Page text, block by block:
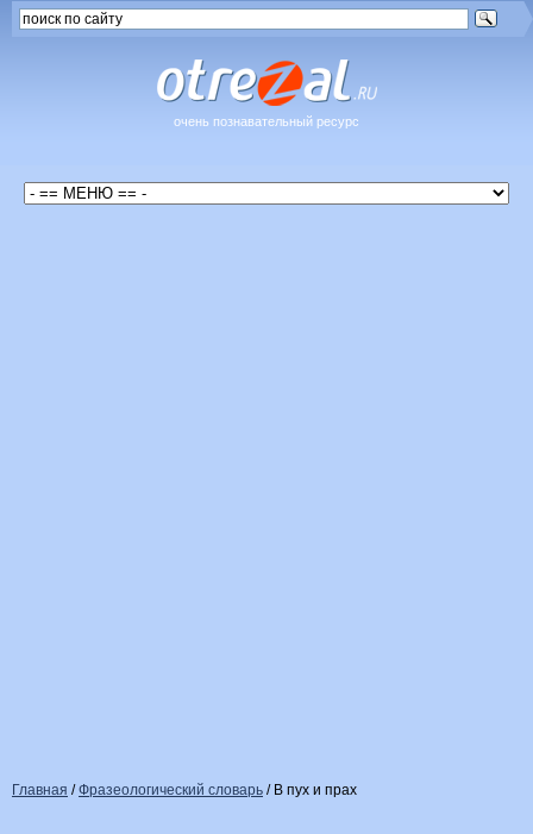
очень познавательный ресурс
Главная /Фразеологический словарь / В пух и прах